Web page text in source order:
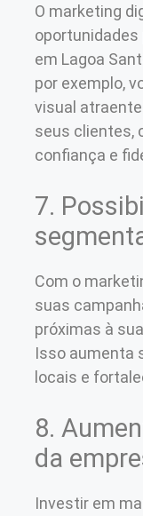
O marketing
em Lagoa
por exemplo,
visual
seus clientes,
confiança e
7.
Com o
suas
próximas à
Isso aumenta
locais e
8.
da
Investir em